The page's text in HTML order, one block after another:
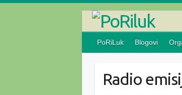
PoRiLuk
Blogovi
Radio